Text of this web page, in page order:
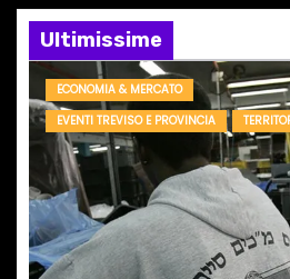
i
o
n
e
a
r
Ultimissime
ECONOMIA & MERCATO
EVENTI TREVISO E PROVINCIA